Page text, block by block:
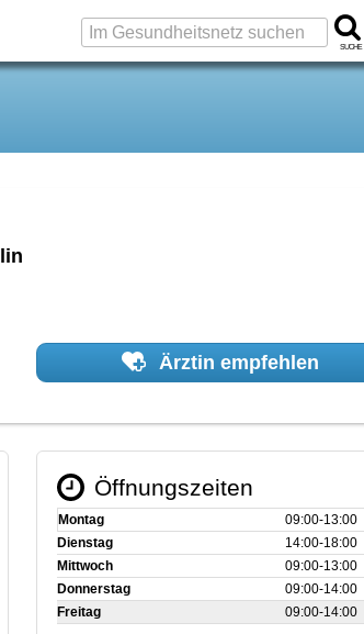
Suche
Ärztin empfehlen
Öffnungszeiten
Montag
09:00‑13:00
Dienstag
14:00‑18:00
Mittwoch
09:00‑13:00
Donnerstag
09:00‑14:00
Freitag
09:00‑14:00